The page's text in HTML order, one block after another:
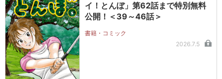
イ！とんぼ」第62話まで特別無料
公開！＜39～46話＞
書籍・コミック
2026.7.5